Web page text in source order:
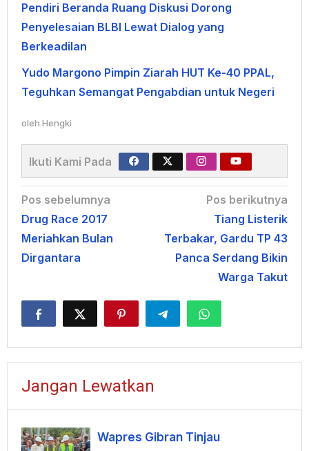
Pendiri Beranda Ruang Diskusi Dorong
Penyelesaian BLBI Lewat Dialog yang
Berkeadilan
Yudo Margono Pimpin Ziarah HUT Ke-40 PPAL,
Teguhkan Semangat Pengabdian untuk Negeri
oleh Hengki
Ikuti Kami Pada
Navigasi
pos
Pos sebelumnya
Drug Race 2017
Meriahkan Bulan
Dirgantara
Pos berikutnya
Tiang Listerik
Terbakar, Gardu TP 43
Panca Serdang Bikin
Warga Takut
Jangan Lewatkan
Wapres Gibran Tinjau